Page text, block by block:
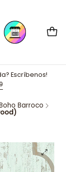
Escríbenos!
Barroco